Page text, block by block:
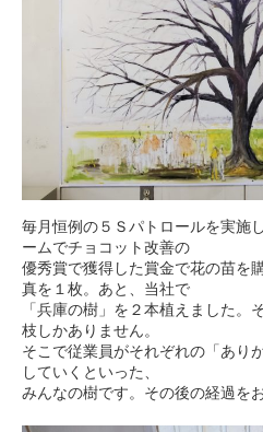
毎月恒例の５Ｓパトロールを実施
ームでチョコット改善の
優秀賞で獲得した賞金で花の苗を
真を１枚。あと、当社で
「兵庫の樹」を２本植えました。
枝しかありません。
そこで従業員がそれぞれの「あり
していくといった、
みんなの樹です。その後の経過を